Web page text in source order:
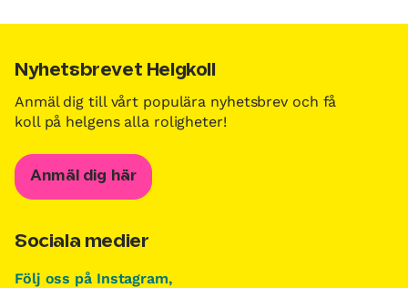
Nyhetsbrevet Helgkoll
Anmäl dig till vårt populära nyhetsbrev och få
koll på helgens alla roligheter!
Anmäl dig här
Sociala medier
Följ oss på Instagram,